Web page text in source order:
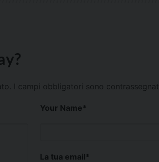
I campi obbligatori sono contrassegnati
Your Name*
La tua email*